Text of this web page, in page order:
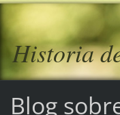
Historia
Blog